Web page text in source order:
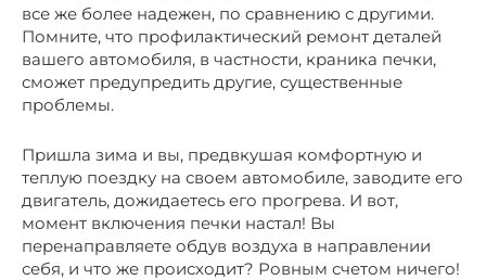
все же более надежен, по сравнению с другими.
Помните, что профилактический ремонт деталей
вашего автомобиля, в частности, краника печки,
сможет предупредить другие, существенные
проблемы.
Пришла зима и вы, предвкушая комфортную и
теплую поездку на своем автомобиле, заводите его
двигатель, дожидаетесь его прогрева. И вот,
момент включения печки настал! Вы
перенаправляете обдув воздуха в направлении
себя, и что же происходит? Ровным счетом ничего!